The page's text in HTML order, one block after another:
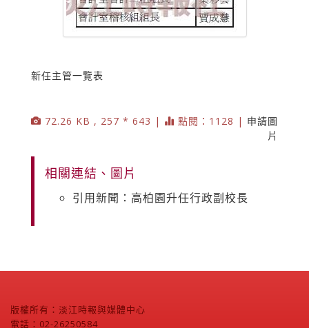
新任主管一覽表
72.26 KB , 257 * 643 | 點閱：1128 | 申請圖
片
相關連結、圖片
引用新聞：高柏園升任行政副校長
版權所有：淡江時報與媒體中心
電話：02-26250584